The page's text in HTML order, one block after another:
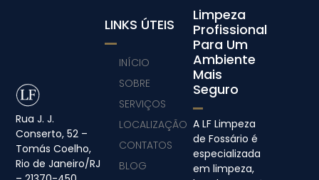
Rua J. J.
Conserto, 52 –
Tomás Coelho,
Rio de Janeiro/RJ
Limpeza
Profissional
Para Um
Ambiente
Mais
Seguro
A LF Limpeza
de Fossário é
especializada
em limpeza,
LINKS ÚTEIS
INÍCIO
SOBRE
SERVIÇOS
LOCALIZAÇÃO
CONTATOS
BLOG